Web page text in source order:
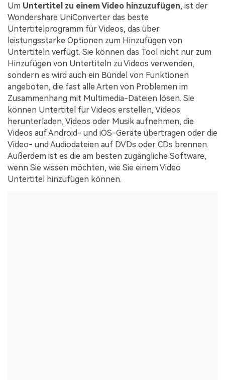
Um Untertitel zu einem Video hinzuzufügen, ist der
Wondershare UniConverter das beste
Untertitelprogramm für Videos, das über
leistungsstarke Optionen zum Hinzufügen von
Untertiteln verfügt. Sie können das Tool nicht nur zum
Hinzufügen von Untertiteln zu Videos verwenden,
sondern es wird auch ein Bündel von Funktionen
angeboten, die fast alle Arten von Problemen im
Zusammenhang mit Multimedia-Dateien lösen. Sie
können Untertitel für Videos erstellen, Videos
herunterladen, Videos oder Musik aufnehmen, die
Videos auf Android- und iOS-Geräte übertragen oder die
Video- und Audiodateien auf DVDs oder CDs brennen.
Außerdem ist es die am besten zugängliche Software,
wenn Sie wissen möchten, wie Sie einem Video
Untertitel hinzufügen können.